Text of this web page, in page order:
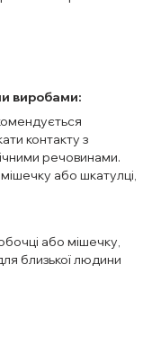
виробами:
контакту з
речовинами.
або шкатулці,
або мішечку,
близької людини